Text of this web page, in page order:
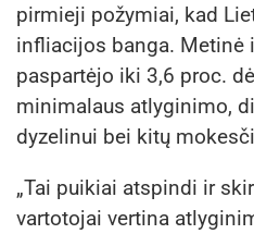
pirmieji požymiai, kad
infliacijos banga. Metinė
paspartėjo iki 3,6 proc.
minimalaus atlyginimo,
dyzelinui bei kitų
„Tai puikiai atspindi ir
vartotojai vertina